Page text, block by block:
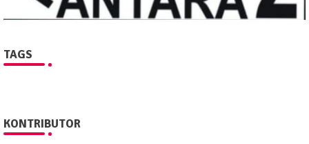
TAGS
KONTRIBUTOR